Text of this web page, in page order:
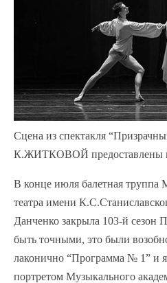
Сцена из спектакля
К.ЖИТКОВОЙ предоставлены
В конце июля балетная труппа
театра имени
Данченко закрыла 103-й сезон
быть точными, это были
лаконично “Программа № 1” и
портретом Музыкального